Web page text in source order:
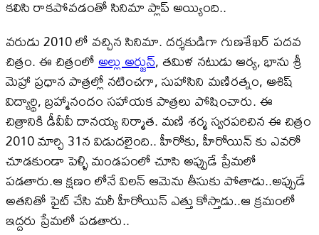
కలిసి రాకపోవడంతో సినిమా ప్లాప్ అయ్యింది..
వరుడు 2010 లో వచ్చిన సినిమా. దర్శకుడిగా గుణశేఖర్ పదవ
చిత్రం. ఈ చిత్రంలోఅల్లు అర్జున్, తమిళ నటుడు ఆర్య, భాను శ్రీ
మెహ్రా ప్రధాన పాత్రల్లో నటించగా, సుహాసిని మణిరత్నం, ఆశిష్
విద్యార్థి, బ్రహ్మానందం సహాయక పాత్రలు పోషించారు. ఈ
చిత్రానికి డీవీవీ దానయ్య నిర్మాత. మణి శర్మ స్వరపరిచిన ఈ చిత్రం
2010 మార్చి 31న విడుదలైంది.. హీరోకు, హీరోయిన్ కు ఎవరో
చూడకుండా పెళ్ళి మండపంలో చూసి అప్పుడే ప్రేమలో
పడతారు.ఆ క్షణం లోనే విలన్ ఆమెను తీసుకు పోతాడు..అప్పుడే
అతనితో ఫైట్ చేసి మరీ హీరోయిన్ ఎత్తు కోస్తాడు..ఆ క్రమంలో
ఇద్దరు ప్రేమలో పడతారు..